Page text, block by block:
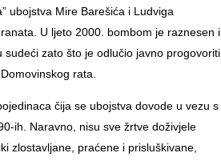
ubojstva Mire Barešića i Ludviga
U ljeto 2000. bombom je raznesen i
zato što je odlučio javno progovoriti
rata.
čija se ubojstva dovode u vezu s
ih. Naravno, nisu sve žrtve doživjele
zlostavljane, praćene i prisluškivane,